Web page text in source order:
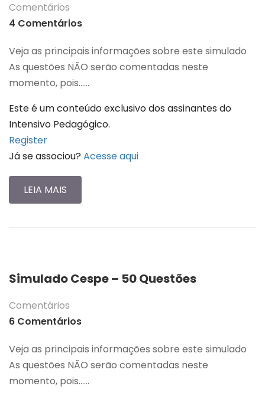
Comentários
4 Comentários
Veja as principais informações sobre este simulado
As questões NÃO serão comentadas neste
momento, pois…...
Este é um conteúdo exclusivo dos assinantes do
Intensivo Pedagógico.
Register
Já se associou? Acesse aqui
LEIA MAIS
Simulado Cespe – 50 Questões
Comentários
6 Comentários
Veja as principais informações sobre este simulado
As questões NÃO serão comentadas neste
momento, pois…...